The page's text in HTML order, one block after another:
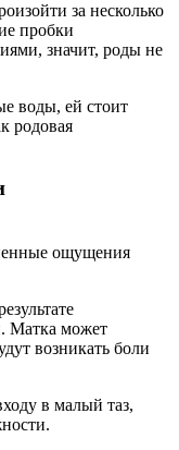
за несколько
пробки
значит, роды не
воды, ей стоит
родовая
ощущения
Матка может
возникать боли
в малый таз,